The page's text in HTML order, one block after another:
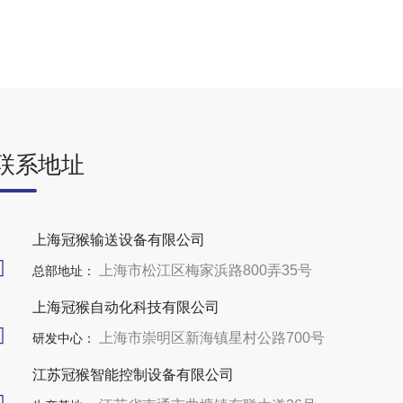
系地址
上海冠猴输送设备有限公司
总部地址： 上海市松江区梅家浜路800弄35号
上海冠猴自动化科技有限公司
研发中心： 上海市崇明区新海镇星村公路700号
江苏冠猴智能控制设备有限公司